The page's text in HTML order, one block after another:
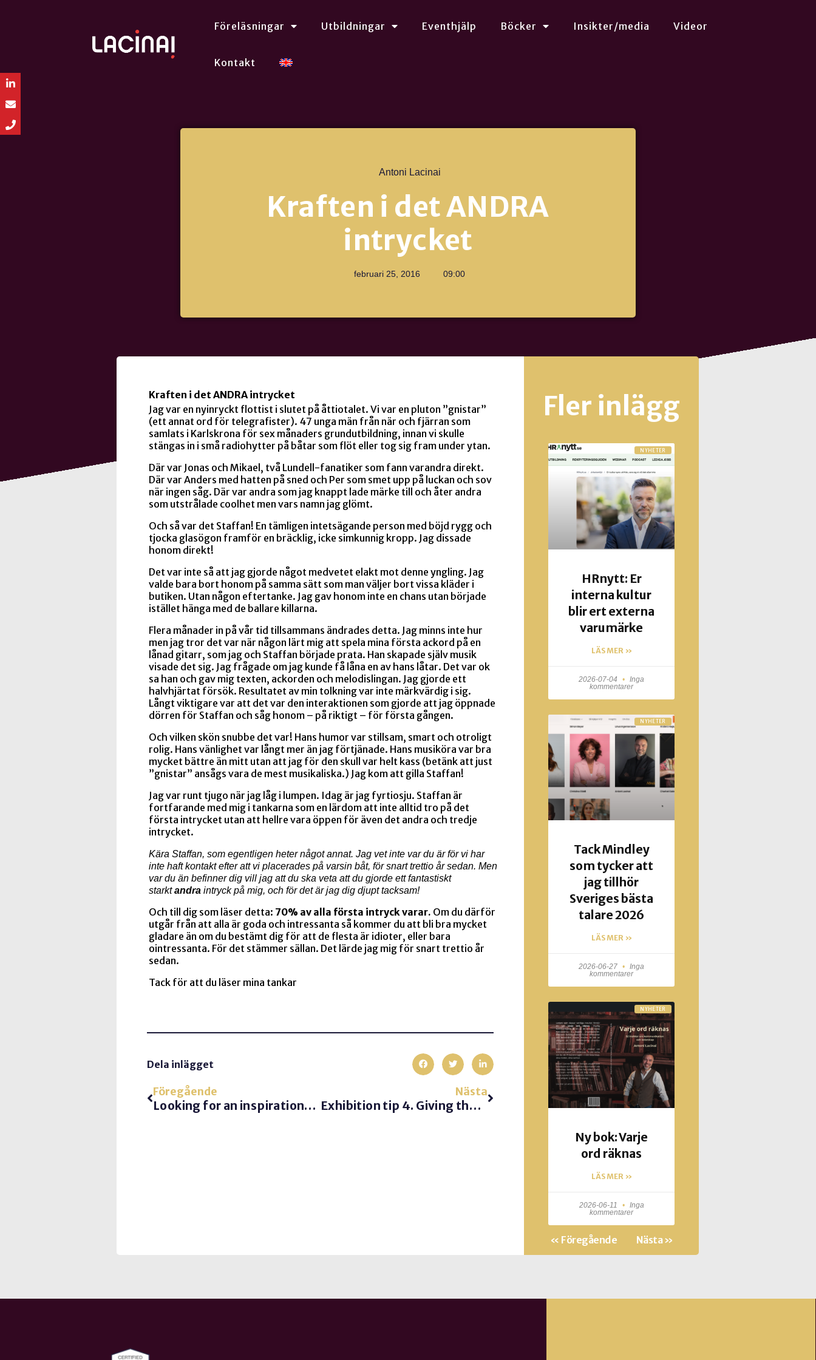
Föreläsningar Utbildningar Eventhjälp Böcker Insikter/media Videor
Kontakt
Antoni Lacinai
Kraften i det ANDRA
intrycket
februari 25, 2016 09:00
Kraften i det ANDRA intrycket
Jag var en nyinryckt flottist i slutet på åttiotalet. Vi var en pluton ”gnistar”
(ett annat ord för telegrafister). 47 unga män från när och fjärran som
samlats i Karlskrona för sex månaders grundutbildning, innan vi skulle
stängas in i små radiohytter på båtar som flöt eller tog sig fram under ytan.
Där var Jonas och Mikael, två Lundell-fanatiker som fann varandra direkt.
Där var Anders med hatten på sned och Per som smet upp på luckan och sov
när ingen såg. Där var andra som jag knappt lade märke till och åter andra
som utstrålade coolhet men vars namn jag glömt.
Och så var det Staffan! En tämligen intetsägande person med böjd rygg och
tjocka glasögon framför en bräcklig, icke simkunnig kropp. Jag dissade
honom direkt!
Det var inte så att jag gjorde något medvetet elakt mot denne yngling. Jag
valde bara bort honom på samma sätt som man väljer bort vissa kläder i
butiken. Utan någon eftertanke. Jag gav honom inte en chans utan började
istället hänga med de ballare killarna.
Flera månader in på vår tid tillsammans ändrades detta. Jag minns inte hur
men jag tror det var när någon lärt mig att spela mina första ackord på en
lånad gitarr, som jag och Staffan började prata. Han skapade själv musik
visade det sig. Jag frågade om jag kunde få låna en av hans låtar. Det var ok
sa han och gav mig texten, ackorden och melodislingan. Jag gjorde ett
halvhjärtat försök. Resultatet av min tolkning var inte märkvärdig i sig.
Långt viktigare var att det var den interaktionen som gjorde att jag öppnade
dörren för Staffan och såg honom – på riktigt – för första gången.
Och vilken skön snubbe det var! Hans humor var stillsam, smart och otroligt
rolig. Hans vänlighet var långt mer än jag förtjänade. Hans musiköra var bra
mycket bättre än mitt utan att jag för den skull var helt kass (betänk att just
”gnistar” ansågs vara de mest musikaliska.) Jag kom att gilla Staffan!
Jag var runt tjugo när jag låg i lumpen. Idag är jag fyrtiosju. Staffan är
fortfarande med mig i tankarna som en lärdom att inte alltid tro på det
första intrycket utan att hellre vara öppen för även det andra och tredje
intrycket.
Kära Staffan, som egentligen heter något annat. Jag vet inte var du är för vi har
inte haft kontakt efter att vi placerades på varsin båt, för snart trettio år sedan. Men
var du än befinner dig vill jag att du ska veta att du gjorde ett fantastiskt
starktandra intryck på mig, och för det är jag dig djupt tacksam!
Och till dig som läser detta: 70% av alla första intryck varar. Om du därför
utgår från att alla är goda och intressanta så kommer du att bli bra mycket
gladare än om du bestämt dig för att de flesta är idioter, eller bara
ointressanta. För det stämmer sällan. Det lärde jag mig för snart trettio år
sedan.
Tack för att du läser mina tankar
Dela inlägget
Föregående
Looking for an inspirational speaker?
Nästa
Exhibition tip 4. Giving the Elevator Pitch
Fler inlägg
NYHETER
HRnytt: Er
interna kultur
blir ert externa
varumärke
LÄS MER »
2026-07-04
Inga
kommentarer
NYHETER
Tack Mindley
som tycker att
jag tillhör
Sveriges bästa
talare 2026
LÄS MER »
2026-06-27
Inga
kommentarer
NYHETER
Ny bok: Varje
ord räknas
LÄS MER »
2026-06-11
Inga
kommentarer
« Föregående Nästa »